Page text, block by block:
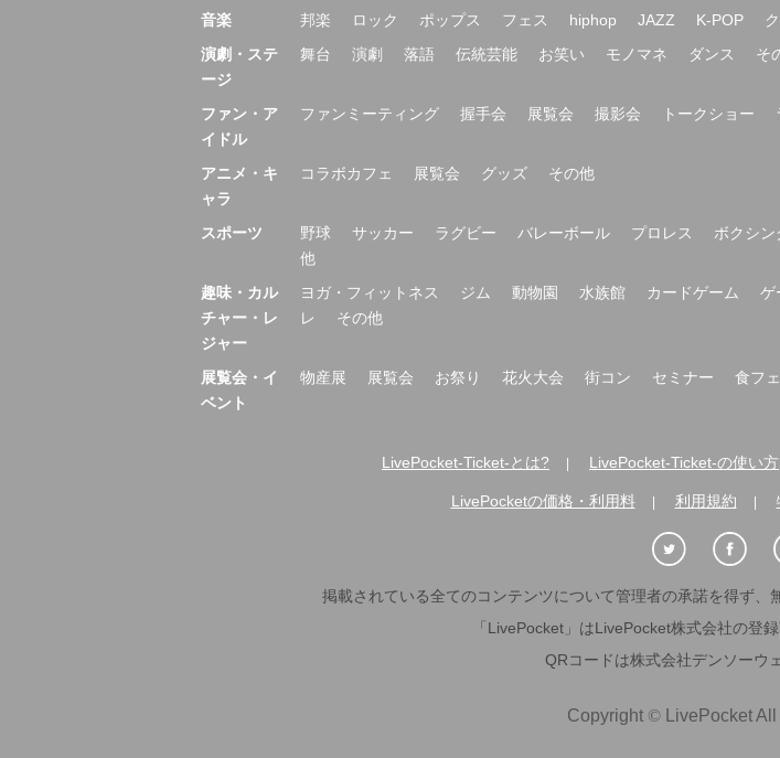
音楽 邦楽 ロック ポップス フェス hiphop JAZZ K-POP
演劇・ステ
ージ
舞台 演劇 落語 伝統芸能 お笑い モノマネ ダンス そ
ファン・ア
イドル
ファンミーティング 握手会 展覧会 撮影会 トークショー
アニメ・キ
ャラ
コラボカフェ 展覧会 グッズ その他
スポーツ 野球 サッカー ラグビー バレーボール プロレス ボクシン
他
趣味・カル
チャー・レ
ジャー
ヨガ・フィットネス ジム 動物園 水族館 カードゲーム ゲ
レ
その他
展覧会・イ
ベント
物産展 展覧会 お祭り 花火大会 街コン セミナー 食フ
LivePocket-Ticket-とは? LivePocket-Ticket-の使い方
LivePocketの価格・利用料 利用規約
掲載されている全てのコンテンツについて管理者の承諾を得ず、
「LivePocket」はLivePocket株式会社の登
QRコードは株式会社デンソーウ
Copyright© LivePocket